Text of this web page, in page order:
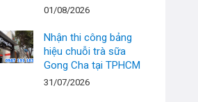
01/08/2026
Nhận thi công bảng
hiệu chuỗi trà sữa
Gong Cha tại TPHCM
31/07/2026